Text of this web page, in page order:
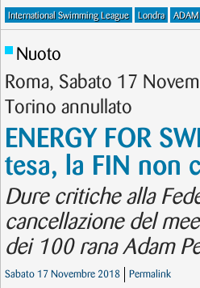
International Swimming League Londra ADAM
Nuoto
Roma, Sabato 17
Torino annullato
ENERGY FOR
tesa, la FIN non
Dure critiche alla
cancellazione del
dei 100 rana Adam
Sabato 17 Novembre 2018 Permalink